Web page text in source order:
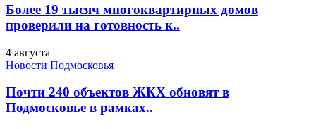
Более 19 тысяч многоквартирных домов
проверили на готовность к..
4 августа
Новости Подмосковья
Почти 240 объектов ЖКХ обновят в
Подмосковье в рамках..